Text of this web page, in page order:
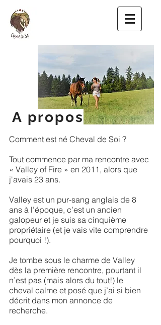
A propos
Comment est né Cheval de Soi ?
Tout commence par ma rencontre avec
« Valley of Fire » en 2011, alors que
j'avais 23 ans.
Valley est un pur-sang anglais de 8
ans à l’époque, c’est un ancien
galopeur et je suis sa cinquième
propriétaire (et je vais vite comprendre
pourquoi !).
Je tombe sous le charme de Valley
dès la première rencontre, pourtant il
n’est pas (mais alors du tout!) le
cheval calme et posé que j’ai si bien
décrit dans mon annonce de
recherche.